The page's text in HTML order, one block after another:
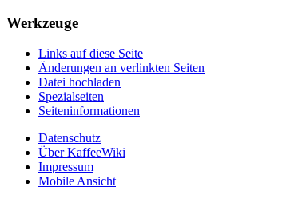
Werkzeuge
Links auf diese Seite
Änderungen an verlinkten Seiten
Datei hochladen
Spezialseiten
Seiten­informationen
Datenschutz
Über KaffeeWiki
Impressum
Mobile Ansicht